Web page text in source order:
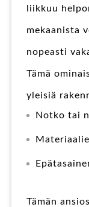
liikkuu
mekaanista
nopeasti
Tämä
yleisiä
Notko tai
Tämän